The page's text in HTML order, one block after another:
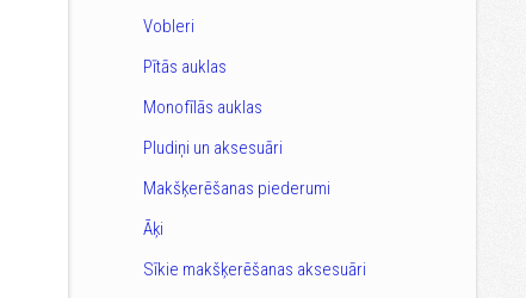
Vobleri
Pītās auklas
Monofīlās auklas
Pludiņi un aksesuāri
Makšķerēšanas piederumi
Āķi
Sīkie makšķerēšanas aksesuāri